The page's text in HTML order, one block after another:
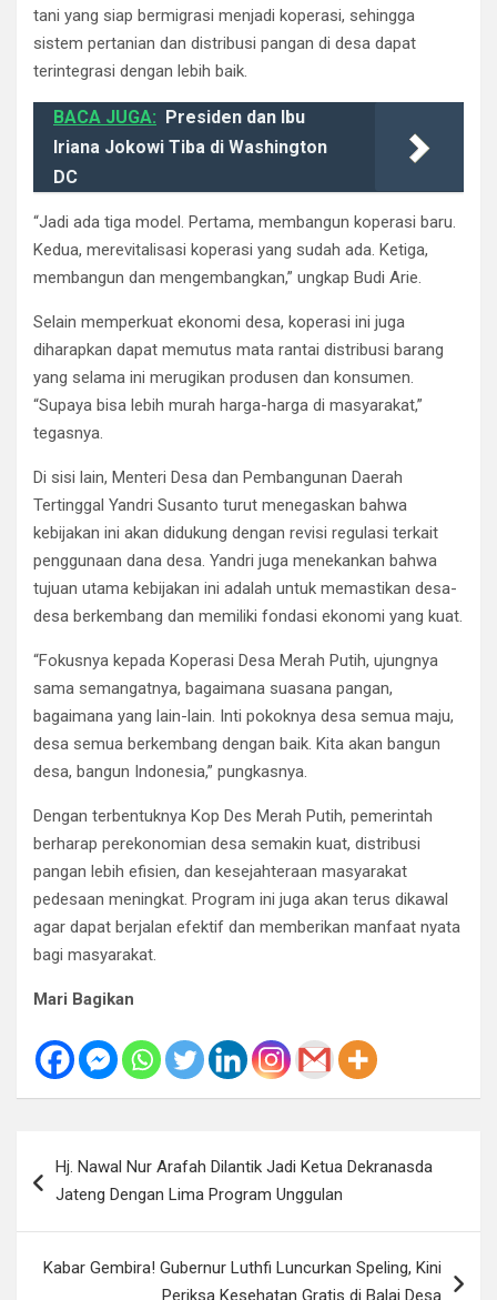
tani yang siap bermigrasi menjadi koperasi, sehingga
sistem pertanian dan distribusi pangan di desa dapat
terintegrasi dengan lebih baik.
BACA JUGA:
Presiden dan Ibu
Iriana Jokowi Tiba di Washington
DC
“Jadi ada tiga model. Pertama, membangun koperasi baru.
Kedua, merevitalisasi koperasi yang sudah ada. Ketiga,
membangun dan mengembangkan,” ungkap Budi Arie.
Selain memperkuat ekonomi desa, koperasi ini juga
diharapkan dapat memutus mata rantai distribusi barang
yang selama ini merugikan produsen dan konsumen.
“Supaya bisa lebih murah harga-harga di masyarakat,”
tegasnya.
Di sisi lain, Menteri Desa dan Pembangunan Daerah
Tertinggal Yandri Susanto turut menegaskan bahwa
kebijakan ini akan didukung dengan revisi regulasi terkait
penggunaan dana desa. Yandri juga menekankan bahwa
tujuan utama kebijakan ini adalah untuk memastikan desa-
desa berkembang dan memiliki fondasi ekonomi yang kuat.
“Fokusnya kepada Koperasi Desa Merah Putih, ujungnya
sama semangatnya, bagaimana suasana pangan,
bagaimana yang lain-lain. Inti pokoknya desa semua maju,
desa semua berkembang dengan baik. Kita akan bangun
desa, bangun Indonesia,” pungkasnya.
Dengan terbentuknya Kop Des Merah Putih, pemerintah
berharap perekonomian desa semakin kuat, distribusi
pangan lebih efisien, dan kesejahteraan masyarakat
pedesaan meningkat. Program ini juga akan terus dikawal
agar dapat berjalan efektif dan memberikan manfaat nyata
bagi masyarakat.
Mari Bagikan
posHj. Nawal Nur Arafah Dilantik Jadi Ketua Dekranasda
Jateng Dengan Lima Program Unggulan
Kabar Gembira! Gubernur Luthfi Luncurkan Speling, Kini